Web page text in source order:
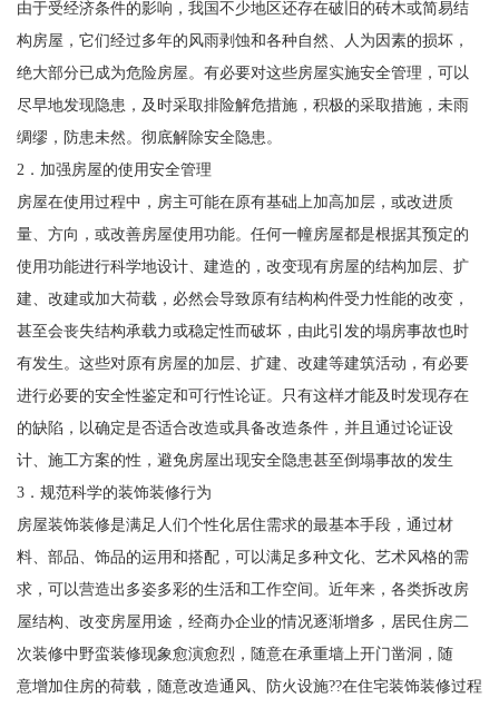
由于受经济条件的影响，我国不少地区还存在破旧的砖木或简易结
构房屋，它们经过多年的风雨剥蚀和各种自然、人为因素的损坏，
绝大部分已成为危险房屋。有必要对这些房屋实施安全管理，可以
尽早地发现隐患，及时采取排险解危措施，积极的采取措施，未雨
绸缪，防患未然。彻底解除安全隐患。
2．加强房屋的使用安全管理
房屋在使用过程中，房主可能在原有基础上加高加层，或改进质
量、方向，或改善房屋使用功能。任何一幢房屋都是根据其预定的
使用功能进行科学地设计、建造的，改变现有房屋的结构加层、扩
建、改建或加大荷载，必然会导致原有结构构件受力性能的改变，
甚至会丧失结构承载力或稳定性而破坏，由此引发的塌房事故也时
有发生。这些对原有房屋的加层、扩建、改建等建筑活动，有必要
进行必要的安全性鉴定和可行性论证。只有这样才能及时发现存在
的缺陷，以确定是否适合改造或具备改造条件，并且通过论证设
计、施工方案的性，避免房屋出现安全隐患甚至倒塌事故的发生
3．规范科学的装饰装修行为
房屋装饰装修是满足人们个性化居住需求的最基本手段，通过材
料、部品、饰品的运用和搭配，可以满足多种文化、艺术风格的需
求，可以营造出多姿多彩的生活和工作空间。近年来，各类拆改房
屋结构、改变房屋用途，经商办企业的情况逐渐增多，居民住房二
次装修中野蛮装修现象愈演愈烈，随意在承重墙上开门凿洞，随
意增加住房的荷载，随意改造通风、防火设施??在住宅装饰装修过程